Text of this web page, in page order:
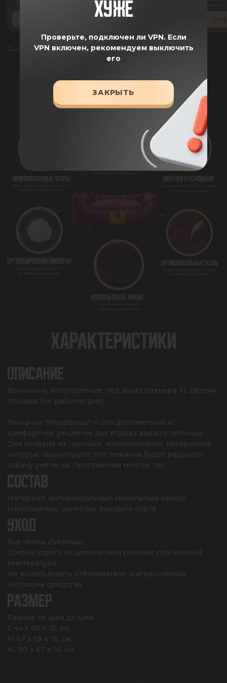
Смотреть все отзывы
ПРЕИМУЩЕСТВА
ХАРАКТЕРИСТИКИ
ОПИСАНИЕ
Возможно изготовление под заказ размера XL (время
пошива 3-4 рабочих дня).
Лежанка "Марракеш" — это долговечное и
комфортное решение для отдыха вашего питомца.
Она создана из прочных, износостойких материалов,
которые гарантируют, что лежанка будет радовать
собаку уютом на протяжении многих лет.
СОСТАВ
Материал: антивандальный мебельный велюр;
Наполнитель: синтепух высшего сорта.
УХОД
Все чехлы съёмные;
Стирка строго на деликатном режиме при низкой
температуре;
Не использовать отбеливатели и агрессивные
чистящие средства.
РАЗМЕР
Размер от шва до шва:
S 44 x 40 x 16, см;
M 67 x 59 x 16, см;
XL 90 x 67 x 16, см.
ХУЖЕ
Проверьте, подключен ли VPN. Если
VPN включен, рекомендуем выключить
его
ЗАКРЫТЬ